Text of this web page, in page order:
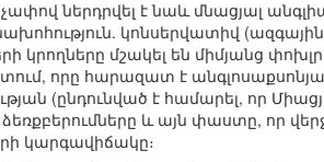
ներդրվել է նաև մնացյալ
կոնսերվատիվ
կրողները մշակել են միմյանց
որը հարազատ է
(ընդունված է համարել, որ
և այն փաստը, որ
կարգավիճակը։